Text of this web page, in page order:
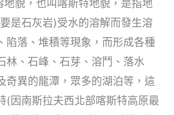
地貌，也叫喀斯特地貌，是指地
是石灰岩)受水的溶解而發生溶
陷落、堆積等現象，而形成各種
、石峰、石芽、溶鬥、落水
奇異的龍潭，眾多的湖泊等，這
(因南斯拉夫西北部喀斯特高原最